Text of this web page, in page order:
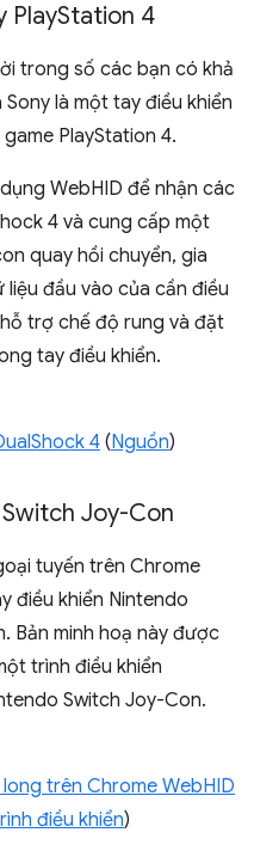
PlayStation 4
trong số các bạn có khả
là một tay điều khiển
PlayStation 4.
WebHID để nhận các
4 và cung cấp một
quay hồi chuyển, gia
đầu vào của cần điều
trợ chế độ rung và đặt
tay điều khiển.
4 (Nguồn)
Joy-Con
tuyến trên Chrome
điều khiển Nintendo
Bản minh hoạ này được
trình điều khiển
Switch Joy-Con.
trên Chrome WebHID
điều khiển)